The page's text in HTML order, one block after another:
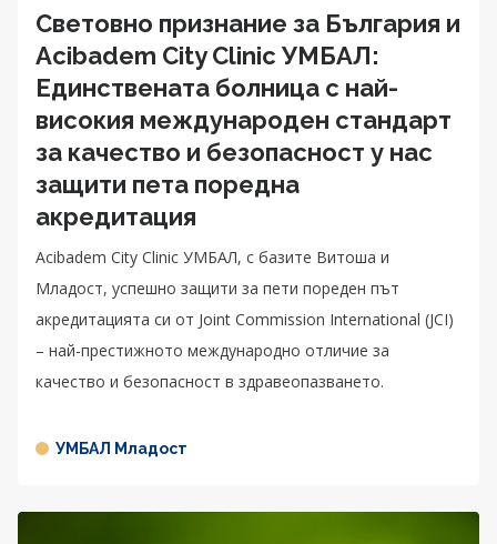
Световно признание за България и
Acibadem City Clinic УМБАЛ:
Единствената болница с най-
високия международен стандарт
за качество и безопасност у нас
защити пета поредна
акредитация
Acibadem City Clinic УМБАЛ, с базите Витоша и
Младост, успешно защити за пети пореден път
акредитацията си от Joint Commission International (JCI)
– най-престижното международно отличие за
качество и безопасност в здравеопазването.
УМБАЛ Младост